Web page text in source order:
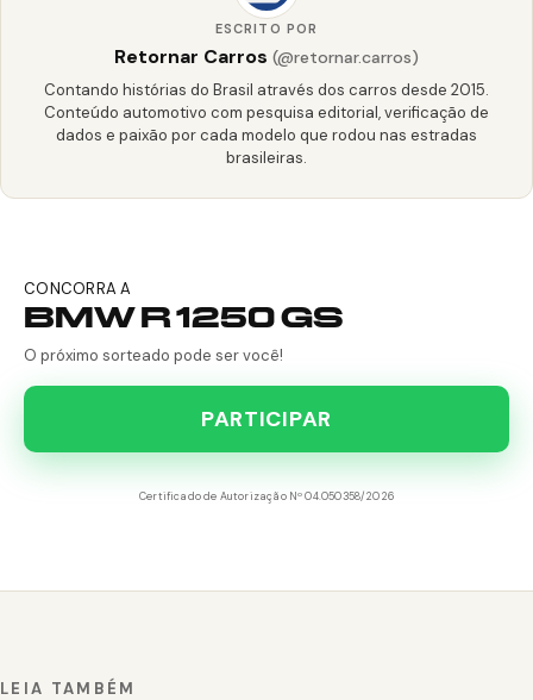
ESCRITO POR
Retornar Carros (@retornar.carros)
Contando histórias do Brasil através dos carros desde 2015.
Conteúdo automotivo com pesquisa editorial, verificação de
dados e paixão por cada modelo que rodou nas estradas
brasileiras.
CONCORRA A
BMW R 1250 GS
O próximo sorteado pode ser você!
PARTICIPAR
Certificado de Autorização Nº 04.050358/2026
LEIA TAMBÉM